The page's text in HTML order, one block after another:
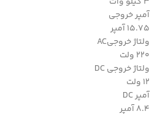
آمپر خروجی
15.75 آمپر
ولتاژ خروجیAC
220 ولت
ولتاژ خروجی DC
12 ولت
آمپر DC
8.4 آمپر